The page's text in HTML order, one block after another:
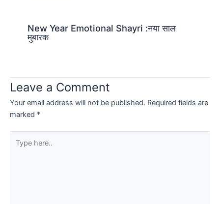
New Year Emotional Shayri :नया साल
मुबारक
Leave a Comment
Your email address will not be published. Required fields are
marked *
here..